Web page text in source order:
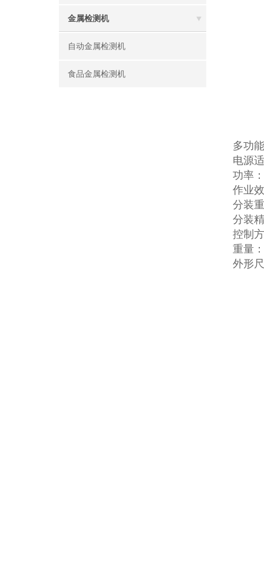
金属检测机
自动金属检测机
食品金属检测机
多功
电源
功率
作业
分装
分装
控制
重量
外形